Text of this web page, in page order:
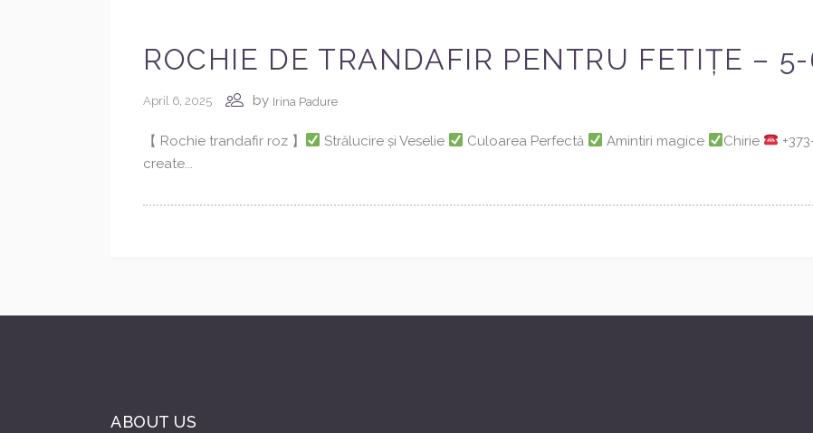
ROCHIE DE TRANDAFIR PENTRU FETIȚE –
April 6, 2025 by Irina Padure
【 Rochie trandafir roz 】 Strălucire și Veselie Culoarea Perfectă Amintiri magice Chirie
create...
ABOUT US